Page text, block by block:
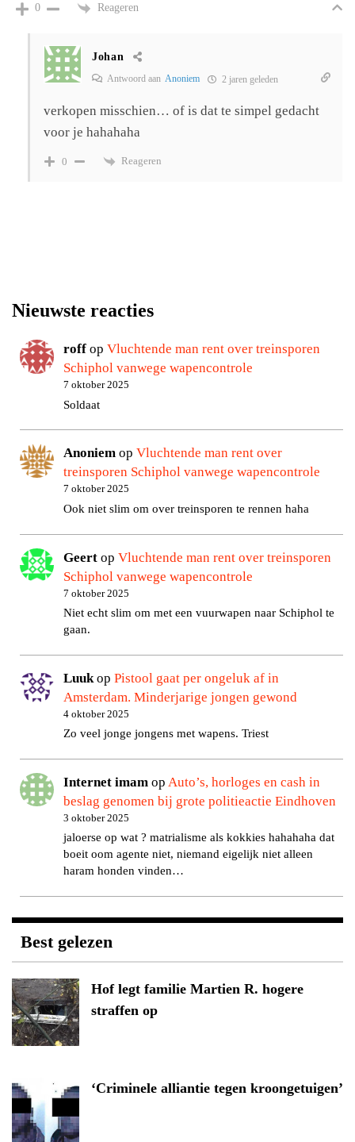
0 Reageren
Johan
Antwoord aan Anoniem 2 jaren geleden
verkopen misschien… of is dat te simpel gedacht
voor je hahahaha
0 Reageren
Nieuwste reacties
roff opVluchtende man rent over treinsporen
Schiphol vanwege wapencontrole
7 oktober 2025
Soldaat
Anoniem opVluchtende man rent over
treinsporen Schiphol vanwege wapencontrole
7 oktober 2025
Ook niet slim om over treinsporen te rennen haha
Geert opVluchtende man rent over treinsporen
Schiphol vanwege wapencontrole
7 oktober 2025
Niet echt slim om met een vuurwapen naar Schiphol te
gaan.
Luuk opPistool gaat per ongeluk af in
Amsterdam. Minderjarige jongen gewond
4 oktober 2025
Zo veel jonge jongens met wapens. Triest
Internet imam opAuto’s, horloges en cash in
beslag genomen bij grote politieactie Eindhoven
3 oktober 2025
jaloerse op wat ? matrialisme als kokkies hahahaha dat
boeit oom agente niet, niemand eigelijk niet alleen
haram honden vinden…
Best gelezen
Hof legt familie Martien R. hogere
straffen op
‘Criminele alliantie tegen kroongetuigen’